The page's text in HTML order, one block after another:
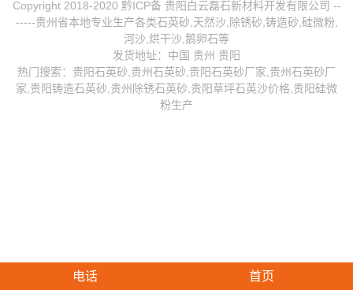
Copyright 2018-2020 黔ICP备 贵阳白云磊石新材料开发有限公司 --
-----贵州省本地专业生产各类石英砂,天然沙,除锈砂,铸造砂,硅微粉,
河沙,烘干沙,鹅卵石等
发货地址：中国 贵州 贵阳
热门搜索： 贵阳石英砂 ,贵州石英砂,贵阳石英砂厂家, 贵州石英砂厂
家 贵阳铸造石英砂 贵州除锈石英砂 ,贵阳草坪石英沙价格,贵阳硅微
粉生产
电话 首页